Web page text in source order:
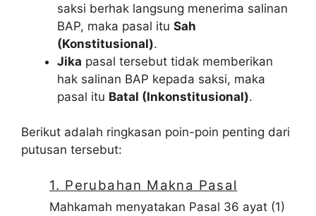
saksi berhak langsung menerima salinan
BAP, maka pasal itu Sah
(Konstitusional).
Jika pasal tersebut tidak memberikan
hak salinan BAP kepada saksi, maka
pasal itu Batal (Inkonstitusional).
Berikut adalah ringkasan poin-poin penting dari
putusan tersebut:
1. Perubahan Makna Pasal
Mahkamah menyatakan Pasal 36 ayat (1)